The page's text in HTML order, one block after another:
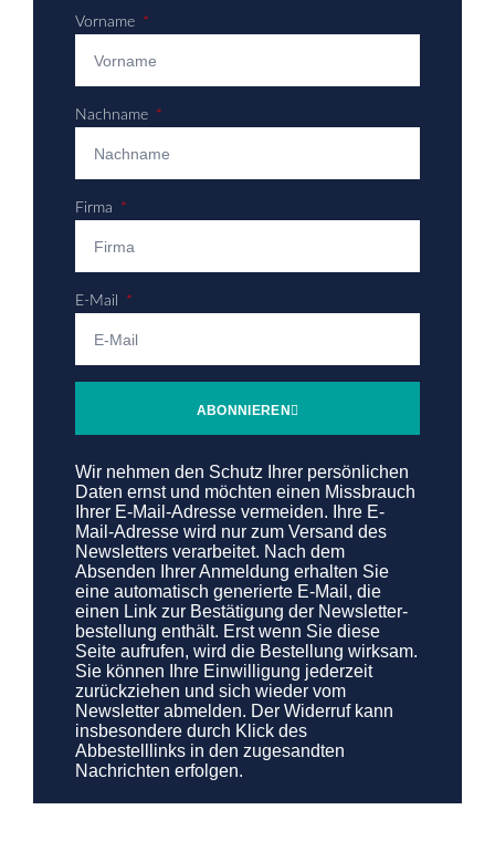
Vorname
Nachname
Firma
E-Mail
ABONNIEREN
Wir nehmen den Schutz Ihrer persönlichen
Daten ernst und möchten einen Missbrauch
Ihrer E-Mail-Adresse vermeiden. Ihre E-
Mail-Adresse wird nur zum Versand des
Newsletters verarbeitet. Nach dem
Absenden Ihrer Anmeldung erhalten Sie
eine automatisch generierte E-Mail, die
einen Link zur Bestätigung der Newsletter­
bestellung enthält. Erst wenn Sie diese
Seite aufrufen, wird die Bestellung wirksam.
Sie können Ihre Ein­willi­gung jederzeit
zurückziehen und sich wieder vom
Newsletter abmelden. Der Widerruf kann
insbesondere durch Klick des
Abbestelllinks in den zugesandten
Nachrichten erfolgen.